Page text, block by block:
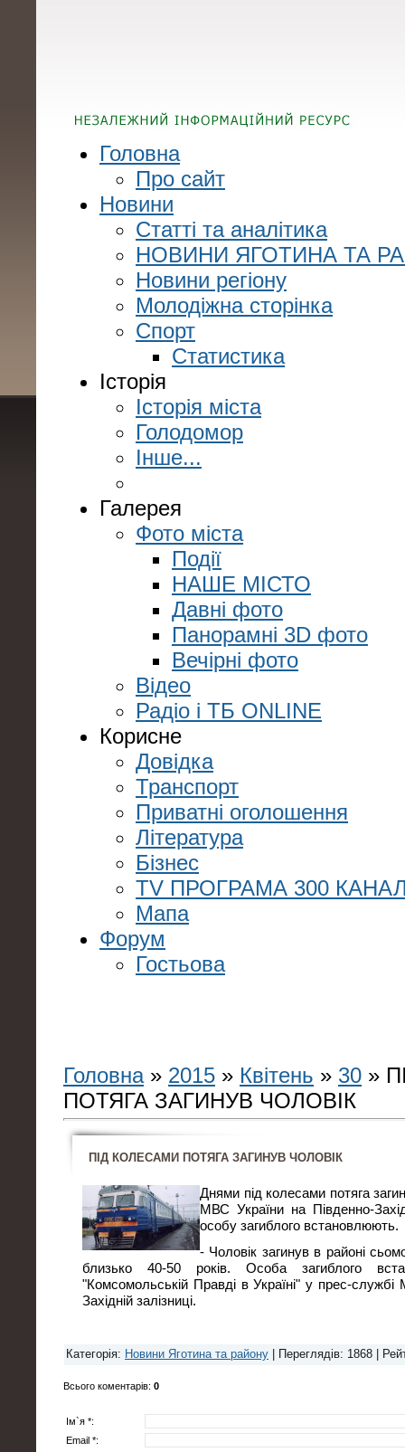
Головна
Про сайт
Новини
Статті та аналітика
НОВИНИ ЯГОТИНА ТА
Новини регіону
Молодіжна сторінка
Спорт
Статистика
Історія
Історія міста
Голодомор
Інше...
Галерея
Фото міста
Події
НАШЕ МІСТО
Давні фото
Панорамні 3D фото
Вечірні фото
Відео
Радіо і ТБ ONLINE
Корисне
Довідка
Транспорт
Приватні оголошення
Література
Бізнес
TV ПРОГРАМА 300
Мапа
Форум
Гостьова
Головна» 2015 » Квітень » 30 »
ПОТЯГА ЗАГИНУВ ЧОЛОВІК
ПІД КОЛЕСАМИ ПОТЯГА ЗАГИНУВ ЧОЛОВІК
Днями під колесами потяга
МВС України на Південно-
особу загиблого встановлюють.
- Чоловік загинув в районі
близько 40-50 років. Особа загиблого
"Комсомольській Правді в Україні" у прес-
Західній залізниці.
Категорія: Новини Яготина та району Переглядів: 1868 |
Всього коментарів: 0
Ім`я *:
Email *: